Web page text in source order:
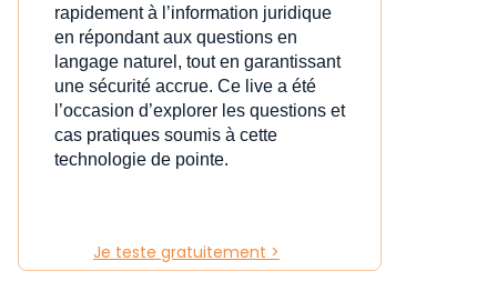
rapidement à l’information juridique
en répondant aux questions en
langage naturel, tout en garantissant
une sécurité accrue. Ce live a été
l’occasion d’explorer les questions et
cas pratiques soumis à cette
technologie de pointe.
Je teste gratuitement >